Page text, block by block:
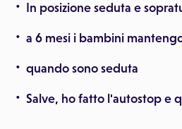
In posizione seduta e
a 6 mesi i bambini
quando sono seduta
Salve, ho fatto l'autostop e